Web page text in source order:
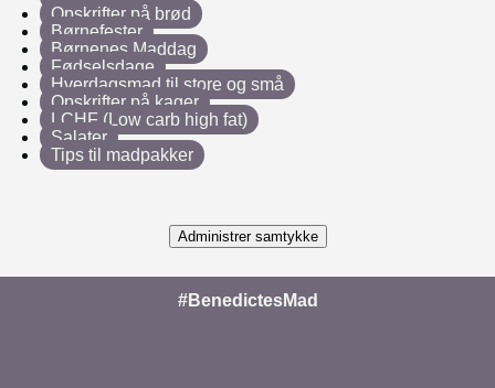
Opskrifter på brød
Børnefester
Børnenes Maddag
Fødselsdage
Hverdagsmad til store og små
Opskrifter på kager
LCHF (Low carb high fat)
Salater
Tips til madpakker
Administrer samtykke
#BenedictesMad